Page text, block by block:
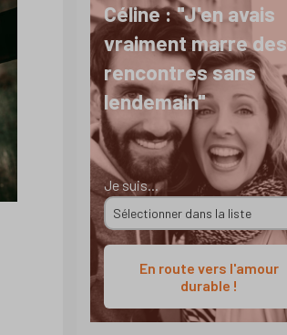
Céline : "J'en avais
vraiment marre des
rencontres sans
lendemain"
Je suis...
En route vers l'amour
durable !